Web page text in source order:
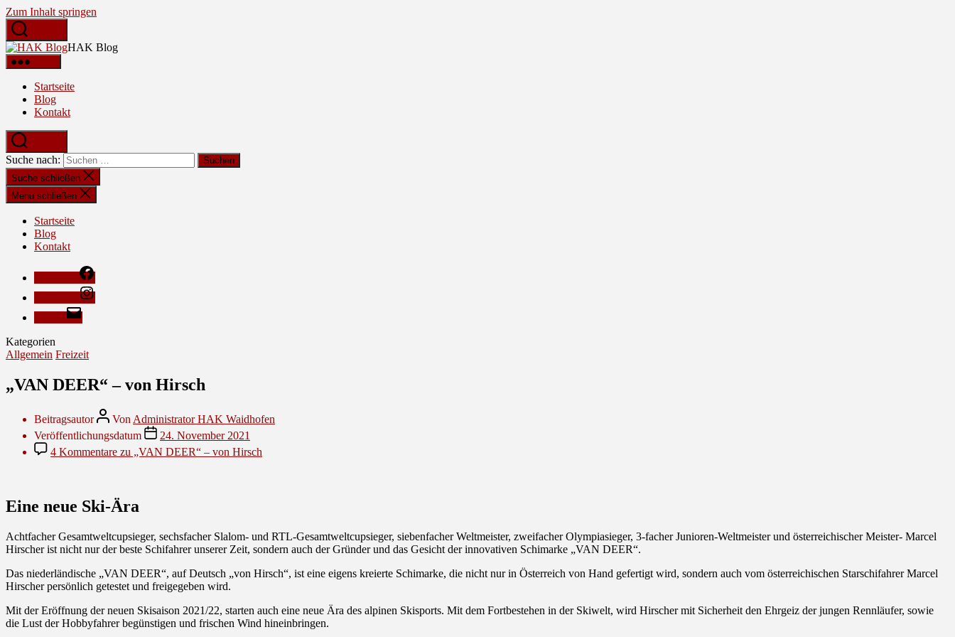
Zum Inhalt springen
HAK Blog
Startseite
Blog
Kontakt
Suche nach:
Suche schließen
Menü schließen
Startseite
Blog
Kontakt
Kategorien
Allgemein Freizeit
„VAN DEER“ – von Hirsch
Beitragsautor Von Administrator HAK Waidhofen
Veröffentlichungsdatum
24. November 2021
4 Kommentare zu „VAN DEER“ – von Hirsch
Eine neue Ski-Ära
Achtfacher Gesamtweltcupsieger, sechsfacher Slalom- und RTL-Gesamtweltcupsieger, siebenfacher Weltmeister, zweifacher Olympiasieger, 3-facher Junioren-Weltmeister und österreichischer Meister- Marcel
Hirscher ist nicht nur der beste Schifahrer unserer Zeit, sondern auch der Gründer und das Gesicht der innovativen Schimarke „VAN DEER“.
Das niederländische „VAN DEER“, auf Deutsch „von Hirsch“, ist eine eigens kreierte Schimarke, die nicht nur in Österreich von Hand gefertigt wird, sondern auch vom österreichischen Starschifahrer Marcel
Hirscher persönlich getestet und freigegeben wird.
Mit der Eröffnung der neuen Skisaison 2021/22, starten auch eine neue Ära des alpinen Skisports. Mit dem Fortbestehen in der Skiwelt, wird Hirscher mit Sicherheit den Ehrgeiz der jungen Rennläufer, sowie
die Lust der Hobbyfahrer begünstigen und frischen Wind hineinbringen.